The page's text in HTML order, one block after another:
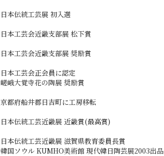
日本伝統工芸展 初入選
日本工芸会近畿支部展 松下賞
日本工芸会近畿支部展 奨励賞
日本工芸会正会員に認定
嵯峨大覚寺花の陶展 奨励賞
京都府船井郡日吉町に工房移転
日本伝統工芸近畿展 近畿賞(最高賞)
日本伝統工芸近畿展 滋賀県教育委員長賞
韓国ソウル KUMHO美術館 現代韓日陶芸展2003出品